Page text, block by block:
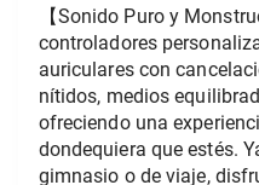
【Sonido Puro y
controladores
auriculares con
nítidos, medios
ofreciendo una
dondequiera que estés.
gimnasio o de viaje,